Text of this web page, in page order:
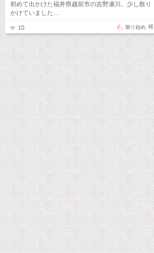
初めて出かけた福井県越前市の吉野瀬川。少し散り
かけていました…
10 桜
散り始め